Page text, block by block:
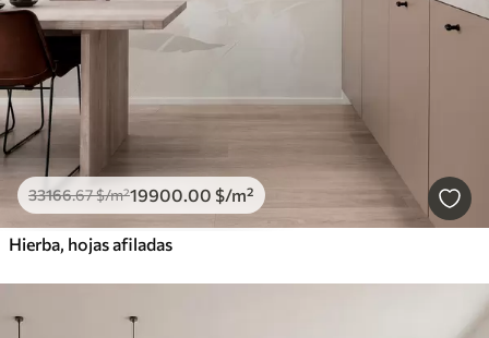
33166.67$/m²19900.00 $/m²
Hierba, hojas afiladas